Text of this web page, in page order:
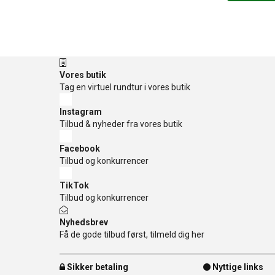
Vores butik
Tag en virtuel rundtur i vores butik
Instagram
Tilbud & nyheder fra vores butik
Facebook
Tilbud og konkurrencer
TikTok
Tilbud og konkurrencer
Nyhedsbrev
Få de gode tilbud først, tilmeld dig her
Sikker betaling
Nyttige links